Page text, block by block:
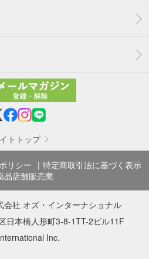
トトップ
リシー
特定商取引法に基づく表示
品店舗販売業
会社 オズ・インターナショナル
日本橋人形町3-8-1TT-2ビル11F
Inc.